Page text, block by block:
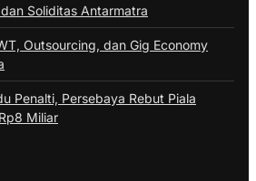
Soliditas Antarmatra
Outsourcing, dan Gig Economy
Penalti, Persebaya Rebut Piala
Miliar